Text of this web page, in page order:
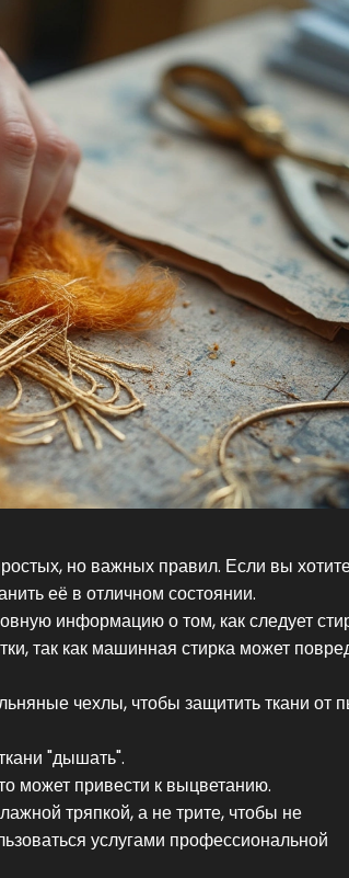
но важных правил. Если вы
её в отличном состоянии.
информацию о том, как следует
так как машинная стирка может
чехлы, чтобы защитить ткани от
"дышать".
может привести к выцветанию.
тряпкой, а не трите, чтобы не
услугами профессиональной